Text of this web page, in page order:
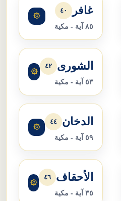
غافر ٤٠
٨٥ آية - مكية
۞
الشورى ٤٢
٥٣ آية - مكية
۞
الدخان ٤٤
٥٩ آية - مكية
۞
الأحقاف ٤٦
٣٥ آية - مكية
۞